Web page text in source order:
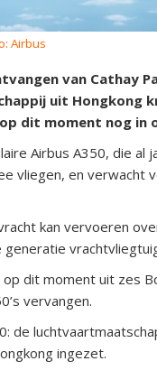
Airbus
van Cathay
uit Hongkong
dit moment nog in
Airbus A350, die al
vliegen, en verwacht
kan vervoeren
dit moment uit zes
vervangen.
de
ingezet.